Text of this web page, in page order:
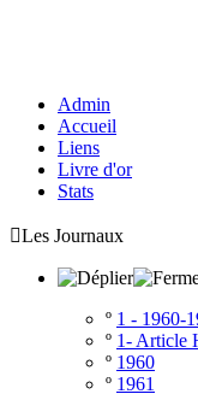
Admin
Accueil
Liens
Livre d'or
Stats
Les Journaux
º 1 - 1960-
º 1- Article
º 1960
º 1961